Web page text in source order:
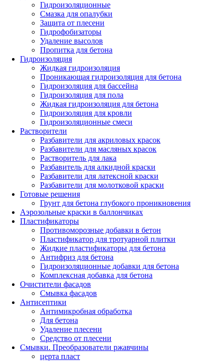
Гидроизоляционные
Смазка для опалубки
Защита от плесени
Гидрофобизаторы
Удаление высолов
Пропитка для бетона
Гидроизоляция
Жидкая гидроизоляция
Проникающая гидроизоляция для бетона
Гидроизоляция для бассейна
Гидроизоляция для пола
Жидкая гидроизоляция для бетона
Гидроизоляция для кровли
Гидроизоляционные смеси
Растворители
Разбавители для акриловых красок
Разбавители для масляных красок
Растворитель для лака
Разбавитель для алкидной краски
Разбавители для латексной краски
Разбавители для молотковой краски
Готовые решения
Грунт для бетона глубокого проникновения
Аэрозольные краски в баллончиках
Пластификаторы
Противоморозные добавки в бетон
Пластификатор для тротуарной плитки
Жидкие пластификаторы для бетона
Антифриз для бетона
Гидроизоляционные добавки для бетона
Комплексная добавка для бетона
Очистители фасадов
Смывка фасадов
Антисептики
Антимикробная обработка
Для бетона
Удаление плесени
Средство от плесени
Смывки. Преобразователи ржавчины
церта пласт